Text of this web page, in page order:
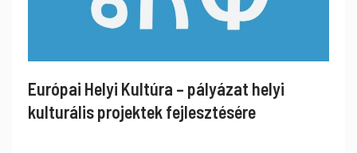
Európai Helyi Kultúra – pályázat helyi
kulturális projektek fejlesztésére